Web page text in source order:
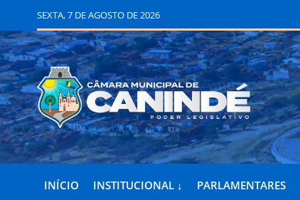
SEXTA, 7 DE AGOSTO DE 2026
INÍCIO INSTITUCIONAL ↓ PARLAMENTARES